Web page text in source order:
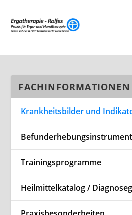
FACHINFORMATIONEN
Krankheitsbilder und
Trainingsprogramme
Heilmittelkatalog /